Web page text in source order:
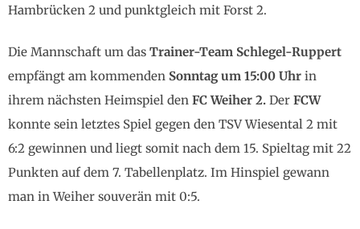
Hambrücken 2 und punktgleich mit Forst 2.
Die Mannschaft um das Trainer-Team Schlegel-Ruppert
empfängt am kommenden Sonntag um 15:00 Uhr in
ihrem nächsten Heimspiel den FC Weiher 2. Der FCW
konnte sein letztes Spiel gegen den TSV Wiesental 2 mit
6:2 gewinnen und liegt somit nach dem 15. Spieltag mit 22
Punkten auf dem 7. Tabellenplatz. Im Hinspiel gewann
man in Weiher souverän mit 0:5.